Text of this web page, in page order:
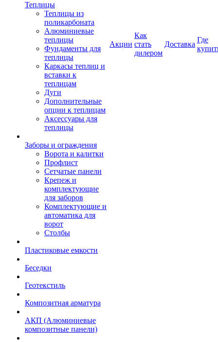
Теплицы
Теплицы из
поликарбоната
Алюминиевые
теплицы
Фундаменты для
теплицы
Каркасы теплиц и
вставки к
теплицам
Дуги
Дополнительные
опции к теплицам
Аксессуары для
теплицы
Заборы и ограждения
Ворота и калитки
Профлист
Сетчатые панели
Крепеж и
комплектующие
для заборов
Комплектующие и
автоматика для
ворот
Столбы
Пластиковые емкости
Беседки
Геотекстиль
Композитная арматура
АКП (Алюминиевые
композитные панели)
Акции
Как
стать
дилером
Доставка
Где